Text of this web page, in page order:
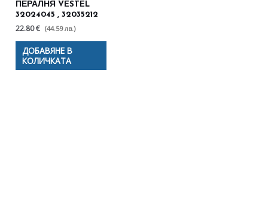
ПЕРАЛНЯ VESTEL
32024045 , 32035212
22.80 € (44.59 лв.)
ДОБАВЯНЕ В
КОЛИЧКАТА